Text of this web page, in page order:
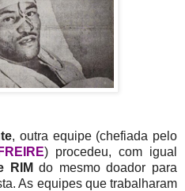
, outra equipe (chefiada pelo
) procedeu, com igual
RIM do mesmo doador para
As equipes que trabalharam